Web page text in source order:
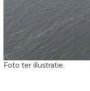
Foto ter illustratie.